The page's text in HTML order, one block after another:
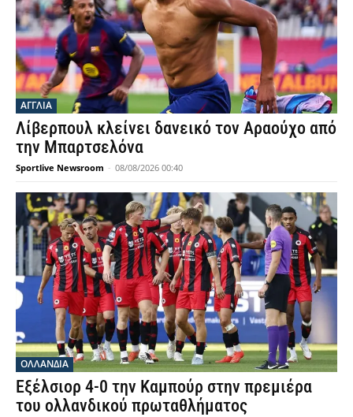
ΑΓΓΛΙΑ
Λίβερπουλ κλείνει δανεικό τον Αραούχο από
την Μπαρτσελόνα
Sportlive Newsroom - 08/08/2026 00:40
OΛΛΑΝΔΊΑ
Εξέλσιορ 4-0 την Καμπούρ στην πρεμιέρα
του ολλανδικού πρωταθλήματος